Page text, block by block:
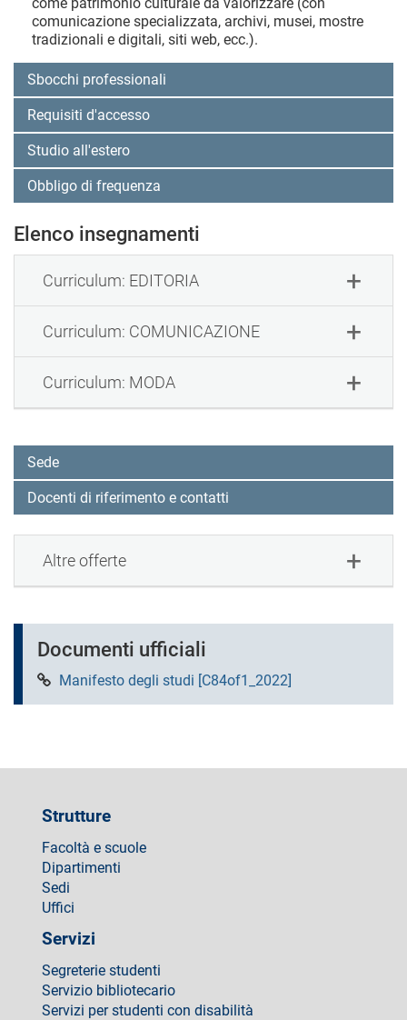
comunicazione specializzata, archivi, musei, mostre
tradizionali e digitali, siti web, ecc.).
Sbocchi professionali
Requisiti d'accesso
Studio all'estero
Obbligo di frequenza
Elenco insegnamenti
Curriculum: EDITORIA
Curriculum: COMUNICAZIONE
Curriculum: MODA
Sede
Docenti di riferimento e contatti
Altre offerte
Documenti ufficiali
Manifesto degli studi [C84of1_2022]
Strutture
Facoltà e scuole
Dipartimenti
Sedi
Uffici
Servizi
Segreterie studenti
Servizio bibliotecario
Servizi per studenti con disabilità